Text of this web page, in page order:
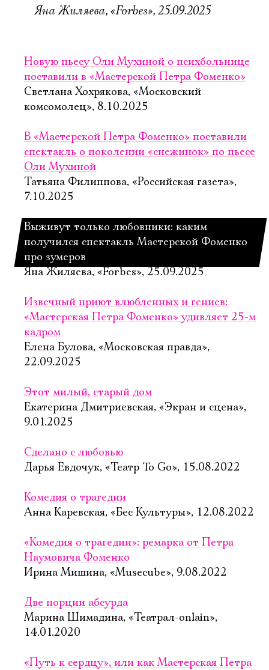
Яна Жиляева, «Forbes», 25.09.2025
Новую пьесу Оли Мухиной о психбольнице
поставили в «Мастерской Петра Фоменко»
Светлана Хохрякова, «Московский
комсомолец», 8.10.2025
В «Мастерской Петра Фоменко» поставили
спектакль о поколении «снежинок» по пьесе
Оли Мухиной
Татьяна Филиппова, «Российская газета»,
7.10.2025
Выживут только любовники: каким
получился спектакль Мастерской Фоменко
про зумеров
Яна Жиляева, «Forbes», 25.09.2025
Извечный приют влюбленных и гениев:
«Мастерская Петра Фоменко» удивляет 25-м
кадром
Елена Булова, «Московская правда»,
22.09.2025
Этот милый, старый дом
Екатерина Дмитриевская, «Экран и сцена»,
9.01.2025
Сделано с любовью
Дарья Евдочук, «Театр To Go», 15.08.2022
Комедия о трагедии
Анна Каревская, «Бес Культуры», 12.08.2022
«Комедия о трагедии»: ремарка от Петра
Наумовича Фоменко
Ирина Мишина, «Musecube», 9.08.2022
Две порции абсурда
Марина Шимадина, «Театрал-onlain»,
14.01.2020
«Путь к сердцу», или как Мастерская Петра